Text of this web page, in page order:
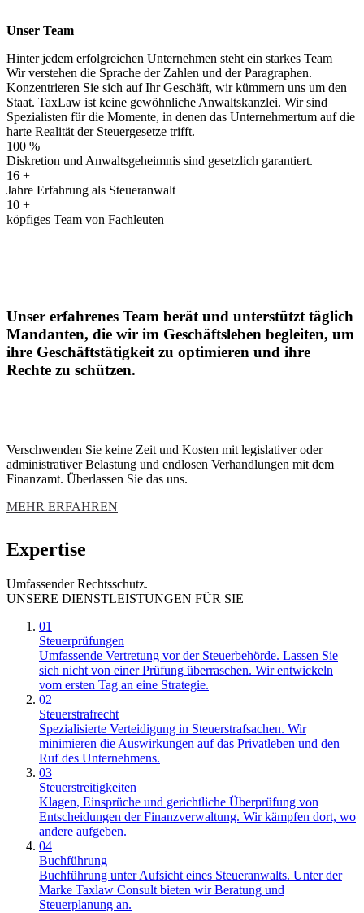
Unser Team
Hinter jedem erfolgreichen Unternehmen steht ein starkes Team
Wir verstehen die Sprache der Zahlen und der Paragraphen.
Konzentrieren Sie sich auf Ihr Geschäft, wir kümmern uns um den
Staat. TaxLaw ist keine gewöhnliche Anwaltskanzlei. Wir sind
Spezialisten für die Momente, in denen das Unternehmertum auf die
harte Realität der Steuergesetze trifft.
100 %
Diskretion und Anwaltsgeheimnis sind gesetzlich garantiert.
16 +
Jahre Erfahrung als Steueranwalt
10 +
köpfiges Team von Fachleuten
Unser erfahrenes Team berät und unterstützt täglich
Mandanten, die wir im Geschäftsleben begleiten, um
ihre Geschäftstätigkeit zu optimieren und ihre
Rechte zu schützen.
Verschwenden Sie keine Zeit und Kosten mit legislativer oder
administrativer Belastung und endlosen Verhandlungen mit dem
Finanzamt. Überlassen Sie das uns.
MEHR ERFAHREN
Expertise
Umfassender Rechtsschutz.
UNSERE DIENSTLEISTUNGEN FÜR SIE
01
Steuerprüfungen
Umfassende Vertretung vor der Steuerbehörde. Lassen Sie
sich nicht von einer Prüfung überraschen. Wir entwickeln
vom ersten Tag an eine Strategie.
02
Steuerstrafrecht
Spezialisierte Verteidigung in Steuerstrafsachen. Wir
minimieren die Auswirkungen auf das Privatleben und den
Ruf des Unternehmens.
03
Steuerstreitigkeiten
Klagen, Einsprüche und gerichtliche Überprüfung von
Entscheidungen der Finanzverwaltung. Wir kämpfen dort, wo
andere aufgeben.
04
Buchführung
Buchführung unter Aufsicht eines Steueranwalts. Unter der
Marke Taxlaw Consult bieten wir Beratung und
Steuerplanung an.